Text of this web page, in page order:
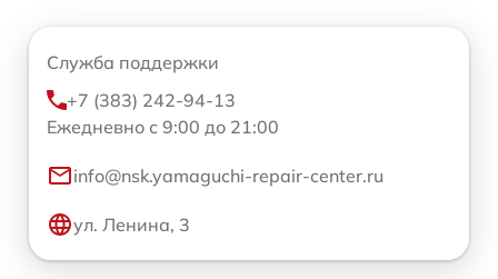
Служба поддержки
+7 (383) 242-94-13
Ежедневно с 9:00 до 21:00
info@nsk.yamaguchi-repair-center.ru
ул. Ленина, 3